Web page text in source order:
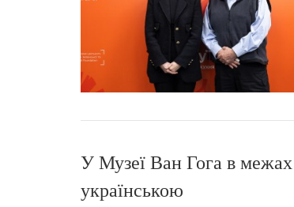
У Музеї Ван Гога в межах
українською